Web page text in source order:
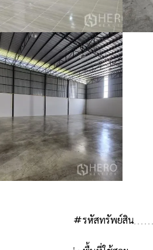
tagรหัสทรัพย์สิน